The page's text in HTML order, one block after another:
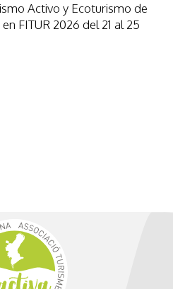
Activo y Ecoturismo de
FITUR 2026 del 21 al 25